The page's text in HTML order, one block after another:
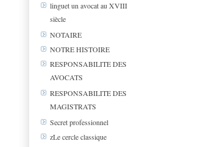
linguet un avocat au XVIII
siècle
NOTAIRE
NOTRE HISTOIRE
RESPONSABILITE DES
AVOCATS
RESPONSABILITE DES
MAGISTRATS
Secret professionnel
zLe cercle classique